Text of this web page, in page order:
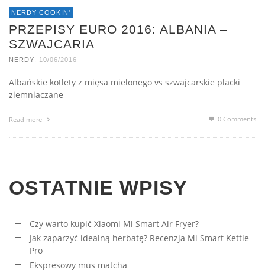
NERDY COOKIN'
PRZEPISY EURO 2016: ALBANIA –
SZWAJCARIA
NERDY 10/06/2016
Albańskie kotlety z mięsa mielonego vs szwajcarskie placki
ziemniaczane
Read more 0 Comments
OSTATNIE WPISY
Czy warto kupić Xiaomi Mi Smart Air Fryer?
Jak zaparzyć idealną herbatę? Recenzja Mi Smart Kettle
Pro
Ekspresowy mus matcha